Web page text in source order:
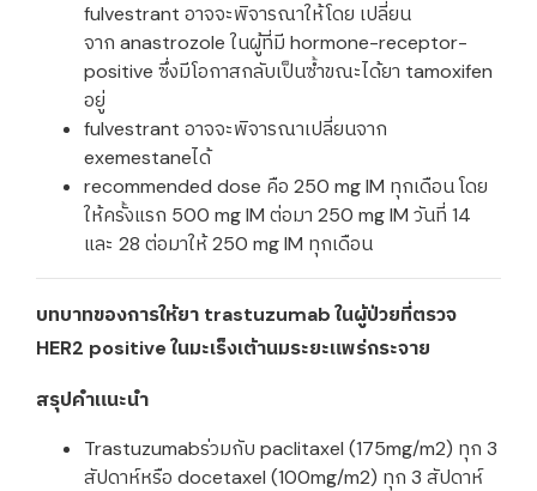
fulvestrant อาจจะพิจารณาให้โดย เปลี่ยน
จาก anastrozole ในผู้ที่มี hormone-receptor-
positive ซึ่งมีโอกาสกลับเป็นซ้ำขณะได้ยา tamoxifen
อยู่
fulvestrant อาจจะพิจารณาเปลี่ยนจาก
exemestaneได้
recommended dose คือ 250 mg IM ทุกเดือน โดย
ให้ครั้งแรก 500 mg IM ต่อมา 250 mg IM วันที่ 14
และ 28 ต่อมาให้ 250 mg IM ทุกเดือน
บทบาทของการให้ยา trastuzumab ในผู้ป่วยที่ตรวจ
HER2 positive ในมะเร็งเต้านมระยะแพร่กระจาย
สรุปคำแนะนำ
Trastuzumabร่วมกับ paclitaxel (175mg/m2) ทุก 3
สัปดาห์หรือ docetaxel (100mg/m2) ทุก 3 สัปดาห์